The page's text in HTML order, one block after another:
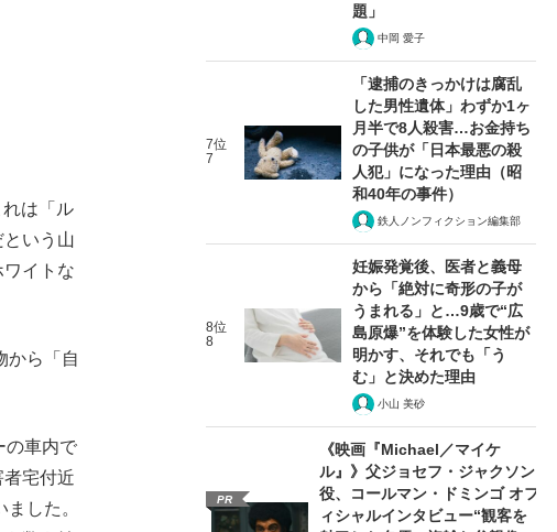
は「ル
いう山
イトな
から「自
の車内で
宅付近
した。
題」
中岡 愛子
7位
7
「逮捕のきっかけは腐乱
した男性遺体」わずか1ヶ
月半で8人殺害…お金持ち
の子供が「日本最悪の殺
人犯」になった理由（昭
和40年の事件）
鉄人ノンフィクション編集部
8位
8
妊娠発覚後、医者と義母
から「絶対に奇形の子が
うまれる」と…9歳で“広
島原爆”を体験した女性が
明かす、それでも「う
む」と決めた理由
小山 美砂
PR
《映画『Michael／マイケ
ル』》父ジョセフ・ジャクソン
役、コールマン・ドミンゴ オフ
ィシャルインタビュー“観客を